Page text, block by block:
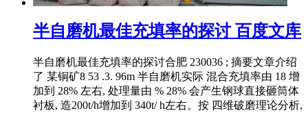
半自磨机最佳充填率的探讨 百度文库
半自磨机最佳充填率的探讨合肥 230036 ; 摘要文章介绍
了 某铜矿8 53 .3. 96m 半自磨机实际 混合充填率由 18 增
加到 28% 左右, 处理量由 % 28% 会产生钢球直接砸筒体
衬板, 造200t/h增加到 340t/ h左右。按 四维破磨理论分析,